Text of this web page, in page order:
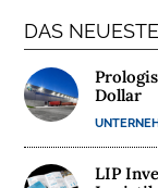
R
N
E
H
M
DAS NEUESTE
Dollar
LIP